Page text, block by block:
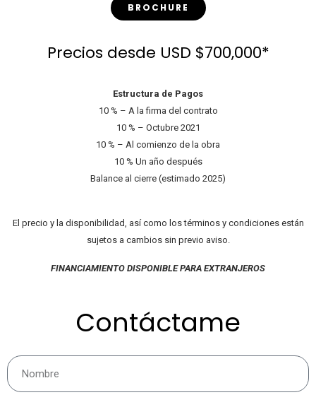
BROCHURE
Precios desde USD $700,000*
Estructura de Pagos
10 % – A la firma del contrato
10 % – Octubre 2021
10 % – Al comienzo de la obra
10 % Un año después
Balance al cierre (estimado 2025)
El precio y la disponibilidad, así como los términos y condiciones están
sujetos a cambios sin previo aviso.
FINANCIAMIENTO DISPONIBLE PARA EXTRANJEROS
Contáctame